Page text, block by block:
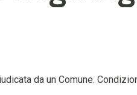
da un Comune.